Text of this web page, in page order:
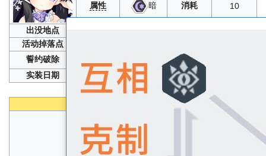
属性 暗 消耗 10
出没地点
活动掉落点
誓约破除
20
、100
实装日期
2019年07月11日